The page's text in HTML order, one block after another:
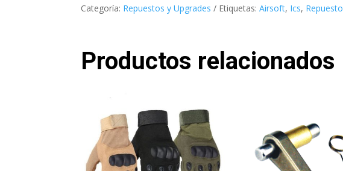
Categoría: Repuestos y Upgrades Etiquetas:Airsoft, Ics, Repuesto
Productos relacionados